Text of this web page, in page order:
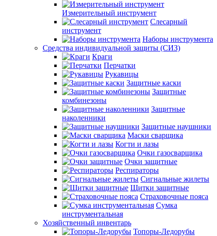
Измерительный инструмент
Слесарный
инструмент
Наборы инструмента
Средства индивидуальной защиты (СИЗ)
Краги
Перчатки
Рукавицы
Защитные каски
Защитные
комбинезоны
Защитные
наколенники
Защитные наушники
Маски сварщика
Когти и лазы
Очки газосварщика
Очки защитные
Респираторы
Сигнальные жилеты
Щитки защитные
Страховочные пояса
Сумка
инструментальная
Хозяйственный инвентарь
Топоры-Ледорубы